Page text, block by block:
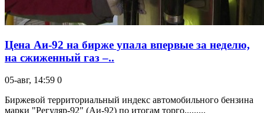
Цена Аи-92 на бирже упала впервые за неделю,
на сжиженный газ –..
05-авг, 14:59 0
Биржевой территориальный индекс автомобильного бензина
марки "Регуляр-92" (Аи-92) по итогам торго.........